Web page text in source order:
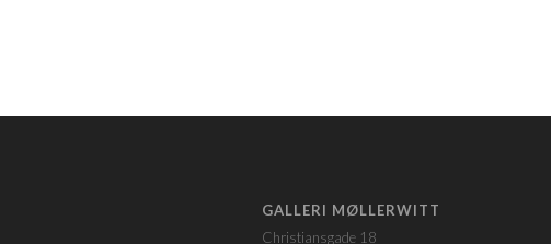
GALLERI MØLLERWITT
Christiansgade 18